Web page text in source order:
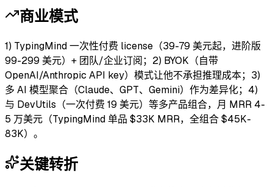
商业模式
1) TypingMind 一次性付费 license（39-79 美元起，进阶版
99-299 美元）+ 团队/企业订阅；2) BYOK（自带
OpenAI/Anthropic API key）模式让他不承担推理成本；3)
多 AI 模型聚合（Claude、GPT、Gemini）作为差异化；4)
与 DevUtils（一次付费 19 美元）等多产品组合，月 MRR 4-
5 万美元（TypingMind 单品 $33K MRR，全组合 $45K-
83K）。
关键转折